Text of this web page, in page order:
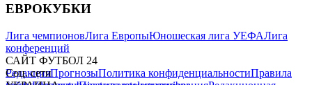
ЕВРОКУБКИ
Лига чемпионовЛига ЕвропыЮношеская лига УЕФАЛига
конференций
САЙТ ФУТБОЛ 24
РедакцияПрогнозыПолитика конфиденциальностиПравила
Соц. сети